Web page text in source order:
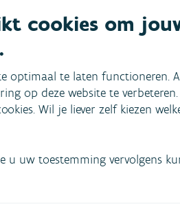
‘Ontgassen’ opgericht, een
trof
alle nodige
aan een algemeen kader dat
via de bestaande
kunnen de
cookies om
optimaal te laten functioneren.
op deze website te
Wil je liever zelf kiezen
u uw toestemming vervolgens